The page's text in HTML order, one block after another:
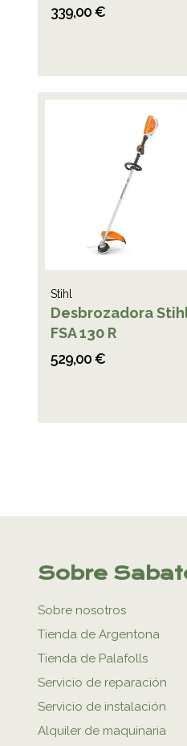
339,00 €
Stihl
Desbrozadora
FSA 130 R
529,00 €
Sobre
Sobre nosotros
Tienda de Argentona
Tienda de Palafolls
Servicio de reparación
Servicio de instalación
Alquiler de maquinaria